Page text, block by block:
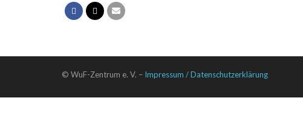
© WuF-Zentrum e. V. – Impressum / Datenschutzerklärung